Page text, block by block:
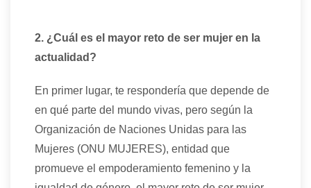
2. ¿Cuál es el mayor reto de ser mujer en la
actualidad?
En primer lugar, te respondería que depende de
en qué parte del mundo vivas, pero según la
Organización de Naciones Unidas para las
Mujeres (ONU MUJERES), entidad que
promueve el empoderamiento femenino y la